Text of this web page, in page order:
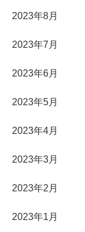
2023年8月
2023年7月
2023年6月
2023年5月
2023年4月
2023年3月
2023年2月
2023年1月